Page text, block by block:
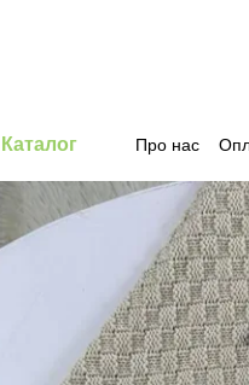
Каталог Про нас